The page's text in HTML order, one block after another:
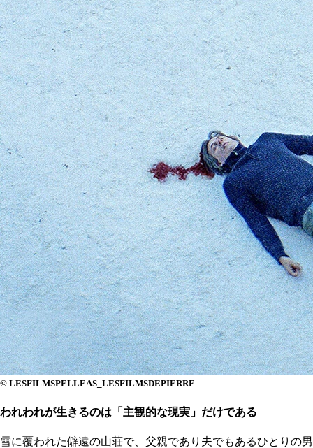
© LESFILMSPELLEAS_LESFILMSDEPIERRE
われわれが生きるのは「主観的な現実」だけである
雪に覆われた僻遠の山荘で、父親であり夫でもあるひとりの男